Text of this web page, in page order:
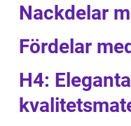
Nackdelar
Fördelar
H4: